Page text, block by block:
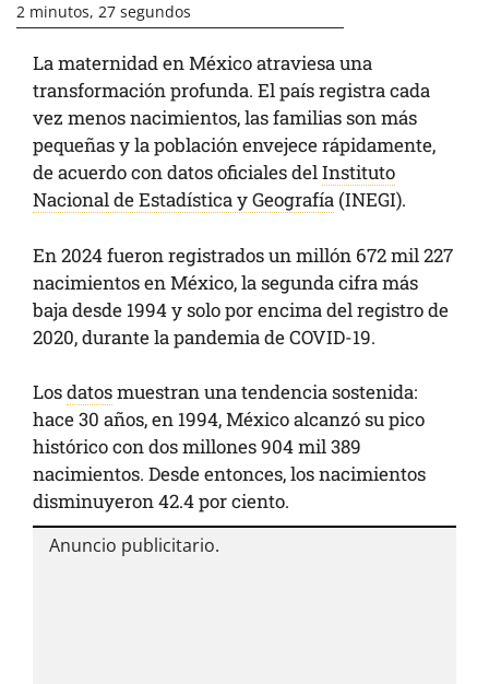
2 minutos, 27 segundos
La maternidad en México atraviesa una
transformación profunda. El país registra cada
vez menos nacimientos, las familias son más
pequeñas y la población envejece rápidamente,
de acuerdo con datos oficiales delInstituto
Nacional de Estadística y Geografía (INEGI).
En 2024 fueron registrados un millón 672 mil 227
nacimientos en México, la segunda cifra más
baja desde 1994 y solo por encima del registro de
2020, durante la pandemia de COVID-19.
Losdatosmuestran una tendencia sostenida:
hace 30 años, en 1994, México alcanzó su pico
histórico con dos millones 904 mil 389
nacimientos. Desde entonces, los nacimientos
disminuyeron 42.4 por ciento.